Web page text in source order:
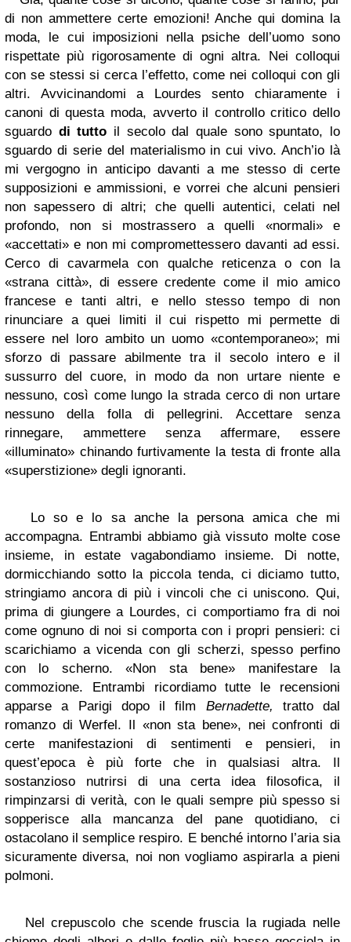
di non ammettere certe emozioni! Anche qui domina la
moda, le cui imposizioni nella psiche dell’uomo sono
rispettate più rigorosamente di ogni altra. Nei colloqui
con se stessi si cerca l’effetto, come nei colloqui con gli
altri. Avvicinandomi a Lourdes sento chiaramente i
canoni di questa moda, avverto il controllo critico dello
sguardo di tutto il secolo dal quale sono spuntato, lo
sguardo di serie del materialismo in cui vivo. Anch’io là
mi vergogno in anticipo davanti a me stesso di certe
supposizioni e ammissioni, e vorrei che alcuni pensieri
non sapessero di altri; che quelli autentici, celati nel
profondo, non si mostrassero a quelli «normali» e
«accettati» e non mi compromettessero davanti ad essi.
Cerco di cavarmela con qualche reticenza o con la
«strana città», di essere credente come il mio amico
francese e tanti altri, e nello stesso tempo di non
rinunciare a quei limiti il cui rispetto mi permette di
essere nel loro ambito un uomo «contemporaneo»; mi
sforzo di passare abilmente tra il secolo intero e il
sussurro del cuore, in modo da non urtare niente e
nessuno, così come lungo la strada cerco di non urtare
nessuno della folla di pellegrini. Accettare senza
rinnegare, ammettere senza affermare, essere
«illuminato» chinando furtivamente la testa di fronte alla
«superstizione» degli ignoranti.
Lo so e lo sa anche la persona amica che mi
accompagna. Entrambi abbiamo già vissuto molte cose
insieme, in estate vagabondiamo insieme. Di notte,
dormicchiando sotto la piccola tenda, ci diciamo tutto,
stringiamo ancora di più i vincoli che ci uniscono. Qui,
prima di giungere a Lourdes, ci comportiamo fra di noi
come ognuno di noi si comporta con i propri pensieri: ci
scarichiamo a vicenda con gli scherzi, spesso perfino
con lo scherno. «Non sta bene» manifestare la
commozione. Entrambi ricordiamo tutte le recensioni
apparse a Parigi dopo il film Bernadette, tratto dal
romanzo di Werfel. Il «non sta bene», nei confronti di
certe manifestazioni di sentimenti e pensieri, in
quest’epoca è più forte che in qualsiasi altra. Il
sostanzioso nutrirsi di una certa idea filosofica, il
rimpinzarsi di verità, con le quali sempre più spesso si
sopperisce alla mancanza del pane quotidiano, ci
ostacolano il semplice respiro. E benché intorno l’aria sia
sicuramente diversa, noi non vogliamo aspirarla a pieni
polmoni.
Nel crepuscolo che scende fruscia la rugiada nelle